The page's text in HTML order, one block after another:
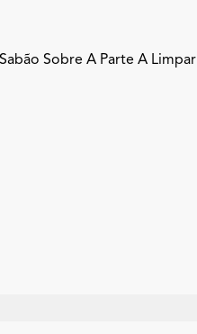
Sobre A Parte A Limpar